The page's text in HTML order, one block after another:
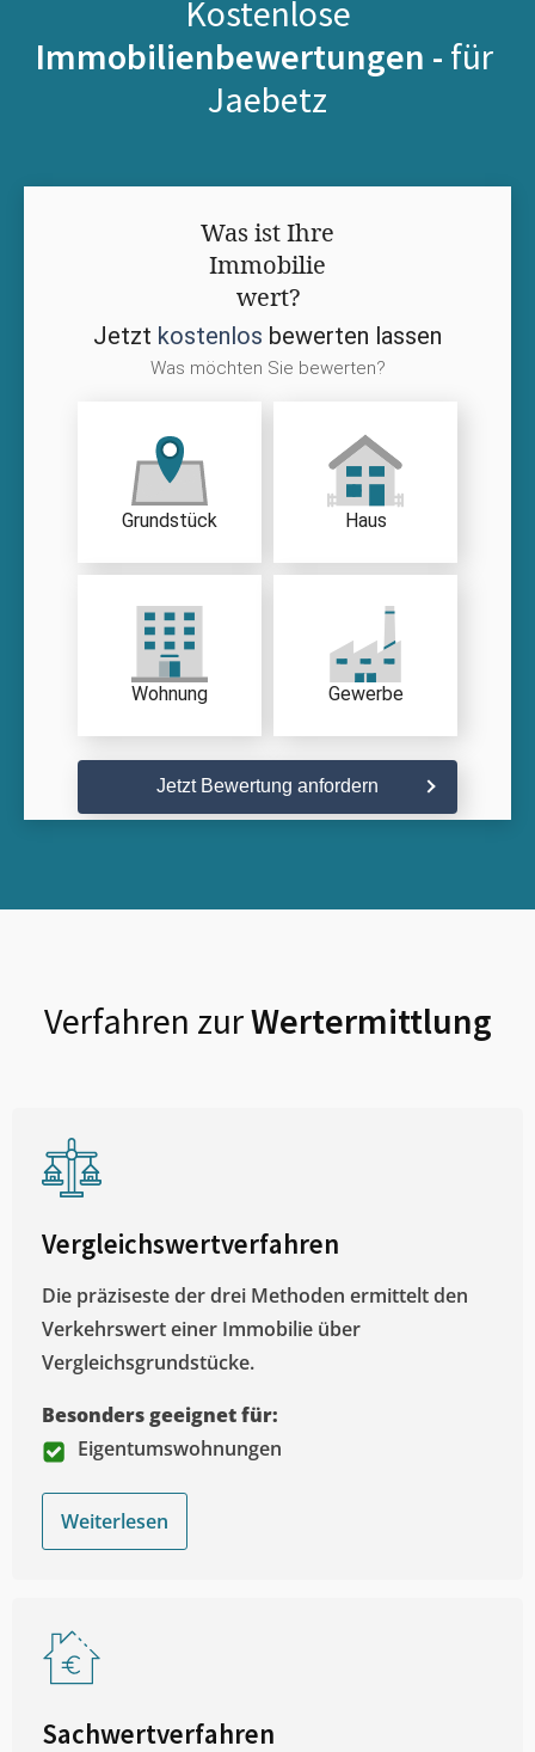
Kostenlose
Immobilienbewertungen - für
Jaebetz
Was ist Ihre
Immobilie
wert?
Jetzt kostenlos bewerten lassen
Was möchten Sie bewerten?
Grundstück Haus
Wohnung Gewerbe
Jetzt Bewertung anfordern
Verfahren zurWertermittlung
Vergleichswertverfahren
Die präziseste der drei Methoden ermittelt den
Verkehrswert einer Immobilie über
Vergleichsgrundstücke.
Besonders geeignet für:
Eigentumswohnungen
Weiterlesen
Sachwertverfahren